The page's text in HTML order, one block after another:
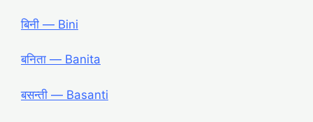
बिनी ― Bini
बनिता ― Banita
बसन्ती ― Basanti